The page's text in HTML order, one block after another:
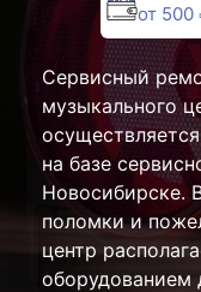
от 500
Сервисный
музыкального
на базе
Новосибирске.
поломки и
центр
оборудованием